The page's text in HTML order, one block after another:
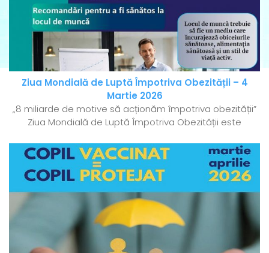
Ziua Mondială de Luptă Împotriva Obezității – 4
Martie 2026
„8 miliarde de motive să acționăm împotriva obezității”
Ziua Mondială de Luptă Împotriva Obezității este